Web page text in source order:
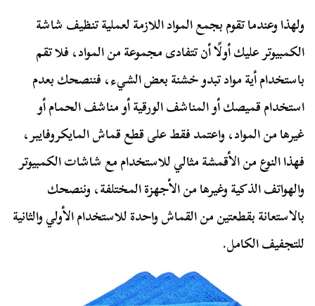
ولهذا وعندما تقوم بجمع المواد اللازمة لعملية تنظيف شاشة
الكمبيوتر عليك أولًا أن تتفادى مجموعة من المواد، فلا تقم
باستخدام أية مواد تبدو خشنة بعض الشيء، فننصحك بعدم
استخدام قميصك أو المناشف الورقية أو مناشف الحمام أو
غيرها من المواد، واعتمد فقط على قطع قماش المايكروفايبر،
فهذا النوع من الأقمشة مثالي للاستخدام مع شاشات الكمبيوتر
والهواتف الذكية وغيرها من الأجهزة المختلفة، وننصحك
بالاستعانة بقطعتين من القماش واحدة للاستخدام الأولي والثانية
للتجفيف الكامل.